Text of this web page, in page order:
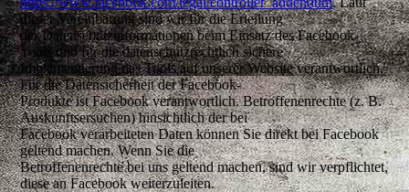
dieser Vereinbarung sind wir für die Erteilung
der Datenschutzinformationen beim Einsatz des Facebook-
Tools und für die datenschutzrechtlich sichere
Implementierung des Tools auf unserer Website verantwortlich.
Für die Datensicherheit der Facebook-
Produkte ist Facebook verantwortlich. Betroffenenrechte (z. B.
Auskunftsersuchen) hinsichtlich der bei
Facebook verarbeiteten Daten können Sie direkt bei Facebook
geltend machen. Wenn Sie die
Betroffenenrechte bei uns geltend machen, sind wir verpflichtet,
diese an Facebook weiterzuleiten.